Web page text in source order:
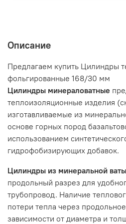
Описание
Предлагаем купить Цилиндры
фольгированные 168/30 мм
Цилиндры минераловатные
теплоизоляционные изделия
изготавливаемые из
основе горных пород
использованием
гидрофобизирующих добавок.
Цилиндры из минеральной ваты
продольный разрез для
трубопровод. Наличие
потери тепла через
зависимости от диаметра и